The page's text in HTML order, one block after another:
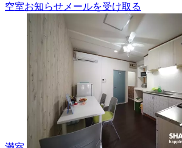
空室お知らせメールを受け取る